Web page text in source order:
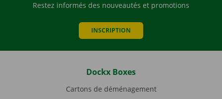
Restez informés des nouveautés et promotions
INSCRIPTION
Dockx Boxes
Cartons de déménagement